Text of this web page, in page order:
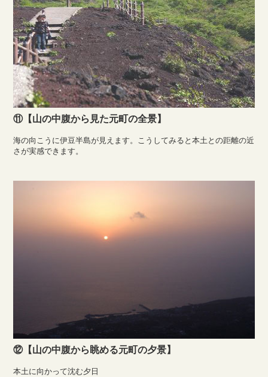
⑪【山の中腹から見た元町の全景】
海の向こうに伊豆半島が見えます。こうしてみると本土との距離の近
さが実感できます。
⑫【山の中腹から眺める元町の夕景】
本土に向かって沈む夕日